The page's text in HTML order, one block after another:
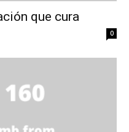
que cura
0